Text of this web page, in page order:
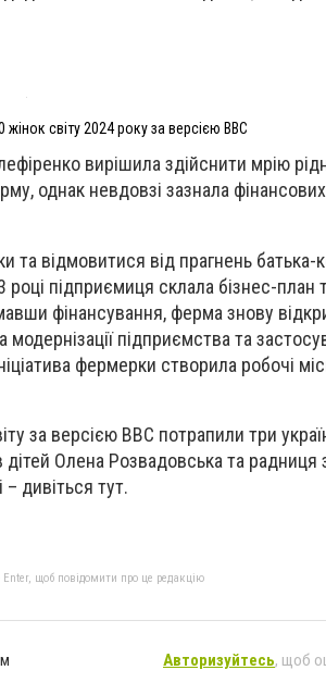
жінок світу 2024 року за версією ВВС
вирішила здійснити мрію
однак невдовзі зазнала
відмовитися від прагнень батька-
підприємиця склала бізнес-план
фінансування, ферма знову
підприємства та
фермерки створила робочі
за версією BBC потрапили три
Олена Розвадовська та радниця
– дивіться тут.
щоб повідомити про це редакцію
Авторизуйтесь, щоб